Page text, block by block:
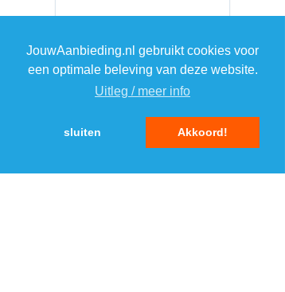
JouwAanbieding.nl gebruikt cookies voor
een optimale beleving van deze website.
Uitleg / meer info
sluiten Akkoord!